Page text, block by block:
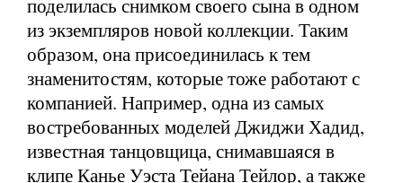
поделилась снимком своего сына в одном
из экземпляров новой коллекции. Таким
образом, она присоединилась к тем
знаменитостям, которые тоже работают с
компанией. Например, одна из самых
востребованных моделей Джиджи Хадид,
известная танцовщица, снимавшаяся в
клипе Канье Уэста Тейана Тейлор, а также